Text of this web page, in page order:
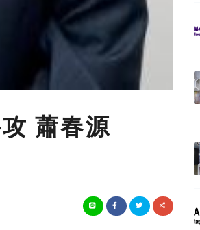
蕭春源